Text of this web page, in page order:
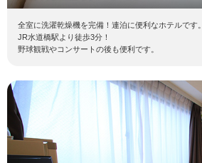
全室に洗濯乾燥機を完備！連泊に便利なホテルです。
JR水道橋駅より徒歩3分！
野球観戦やコンサートの後も便利です。